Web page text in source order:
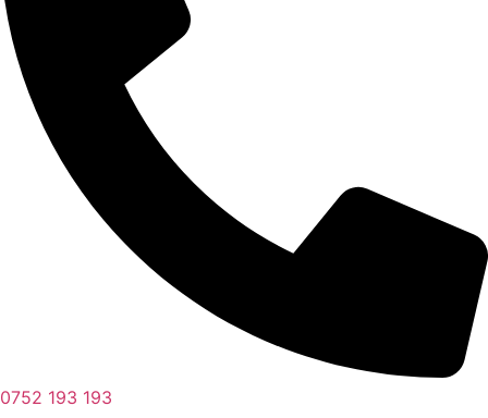
0752 193 193